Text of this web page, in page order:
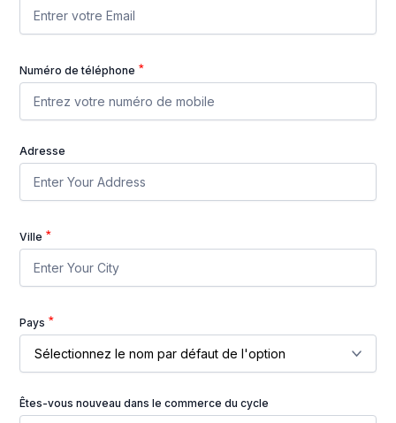
Numéro de téléphone
Adresse
Ville
Pays
Êtes-vous nouveau dans le commerce du cycle